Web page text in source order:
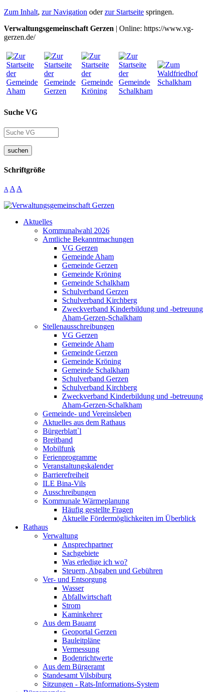
Zum Inhalt, zur Navigation oderzur Startseite springen.
Verwaltungsgemeinschaft Gerzen | Online: https://www.vg-
gerzen.de/
Suche VG
suchen
Schriftgröße
A A A
Aktuelles
Kommunalwahl 2026
Amtliche Bekanntmachungen
VG Gerzen
Gemeinde Aham
Gemeinde Gerzen
Gemeinde Kröning
Gemeinde Schalkham
Schulverband Gerzen
Schulverband Kirchberg
Zweckverband Kinderbildung und -betreuung
Aham-Gerzen-Schalkham
Stellenausschreibungen
VG Gerzen
Gemeinde Aham
Gemeinde Gerzen
Gemeinde Kröning
Gemeinde Schalkham
Schulverband Gerzen
Schulverband Kirchberg
Zweckverband Kinderbildung und -betreuung
Aham-Gerzen-Schalkham
Gemeinde- und Vereinsleben
Aktuelles aus dem Rathaus
Bürgerblatt`l
Breitband
Mobilfunk
Ferienprogramme
Veranstaltungskalender
Barrierefreiheit
ILE Bina-Vils
Ausschreibungen
Kommunale Wärmeplanung
Häufig gestellte Fragen
Aktuelle Fördermöglichkeiten im Überblick
Rathaus
Verwaltung
Ansprechpartner
Sachgebiete
Was erledige ich wo?
Steuern, Abgaben und Gebühren
Ver- und Entsorgung
Wasser
Abfallwirtschaft
Strom
Kaminkehrer
Aus dem Bauamt
Geoportal Gerzen
Bauleitpläne
Vermessung
Bodenrichtwerte
Aus dem Bürgeramt
Standesamt Vilsbiburg
Sitzungen - Rats-Informations-System